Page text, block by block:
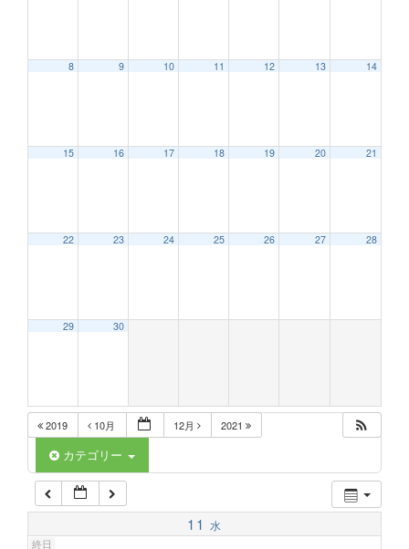
8 9 10 11 12 13 14
15 16 17 18 19 20 21
22 23 24 25 26 27 28
29 30
2019 10月 12月 2021
カテゴリー
11 水
終日
2:00 AM
6:00 AM
7:00 AM